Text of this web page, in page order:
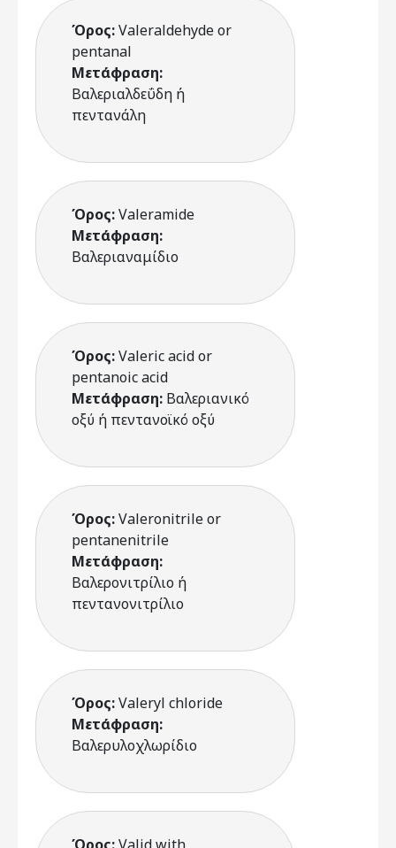
Όρος:Valeraldehyde or
pentanal
Μετάφραση:
Βαλεριαλδεΰδη ή
πεντανάλη
Όρος:Valeramide
Μετάφραση:
Βαλεριαναμίδιο
Όρος:Valeric acid or
pentanoic acid
Μετάφραση: Βαλεριανικό
οξύ ή πεντανοϊκό οξύ
Όρος:Valeronitrile or
pentanenitrile
Μετάφραση:
Βαλερονιτρίλιο ή
πεντανονιτρίλιο
Όρος:Valeryl chloride
Μετάφραση:
Βαλερυλοχλωρίδιο